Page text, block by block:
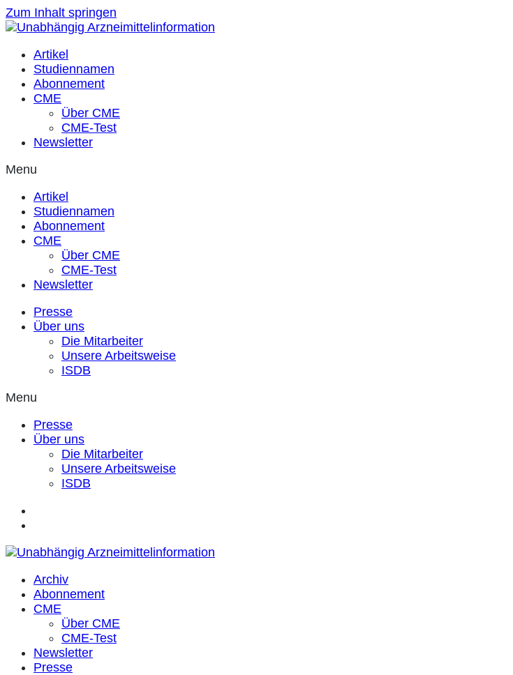
Zum Inhalt springen
Artikel
Studiennamen
Abonnement
CME
Über CME
CME-Test
Newsletter
Menu
Artikel
Studiennamen
Abonnement
CME
Über CME
CME-Test
Newsletter
Presse
Über uns
Die Mitarbeiter
Unsere Arbeitsweise
ISDB
Menu
Presse
Über uns
Die Mitarbeiter
Unsere Arbeitsweise
ISDB
Archiv
Abonnement
CME
Über CME
CME-Test
Newsletter
Presse